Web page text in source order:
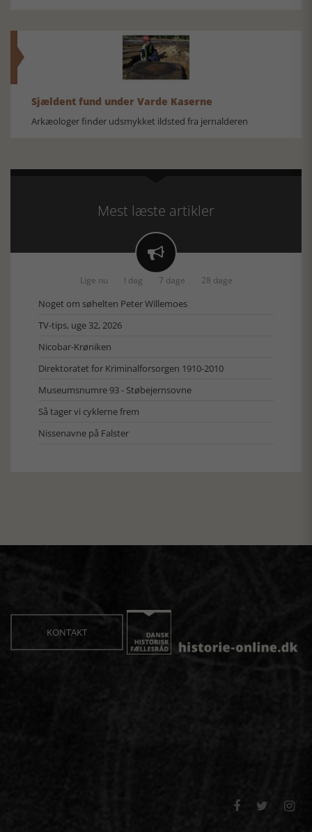
Sjældent fund under Varde Kaserne
Arkæologer finder udsmykket ildsted fra jernalderen
Mest læste artikler

Lige nu I dag 7 dage 28 dage
Noget om søhelten Peter Willemoes
TV-tips, uge 32, 2026
Nicobar-Krøniken
Direktoratet for Kriminalforsorgen 1910-2010
Museumsnumre 93 - Støbejernsovne
Så tager vi cyklerne frem
Nissenavne på Falster
KONTAKT
  